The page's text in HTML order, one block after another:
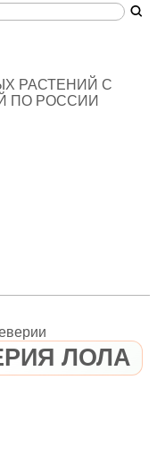
РАСТЕНИЙ С
ПО РОССИИ
ЛОЛА